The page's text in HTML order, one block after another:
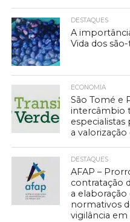
DESTAQUES
A
Vida dos
ECONOMIA
São Tomé e
intercâmbio
a
DESTAQUES
AFAP –
contratação
a
normativos
vigilância em